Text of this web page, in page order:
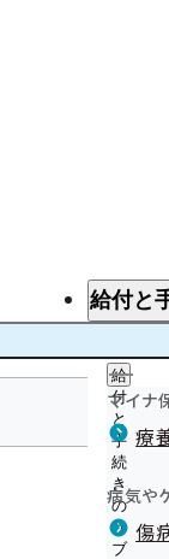
給付と
給
給
付
と
手
続
き
の
サ
ブ
マイナ
療
病気や
傷
岐阜
岐阜支